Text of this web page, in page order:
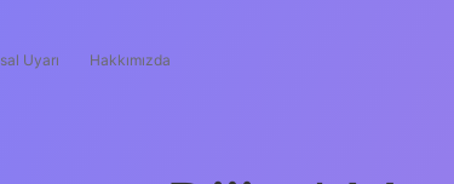
Uyarı Hakkımızda